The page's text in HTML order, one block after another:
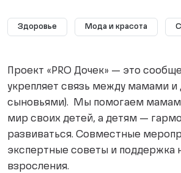
Здоровье Мода и красота
Проект «PRO Дочек» — это
укрепляет связь между мамами и
сыновьями). Мы помогаем мамам
мир своих детей, а детям —
развиваться. Совместные
экспертные советы и поддержка
взросления.